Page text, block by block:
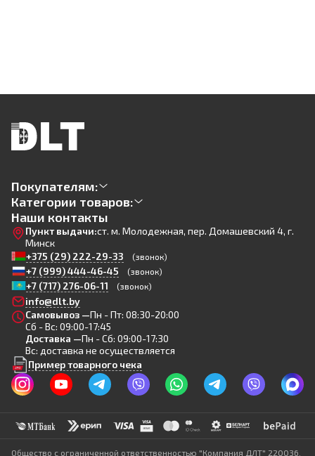
Покупателям:
Категории товаров:
Наши контакты
Пункт выдачи:ст. м. Молодежная, пер. Домашевский 4, г.
Минск
+375 (29) 222-29-33
(звонок)
+7 (999) 444-46-45 (звонок)
+7 (717) 276-06-11 (звонок)
info@dlt.by
Самовывоз —Пн - Пт: 08:30-20:00
Сб - Вс: 09:00-17:45
Доставка —Пн - Сб: 09:00-17:30
Вс: доставка не осуществляется
Пример товарного чека
Общество с ограниченной ответственностью "Компания ДЛТ" 220036,